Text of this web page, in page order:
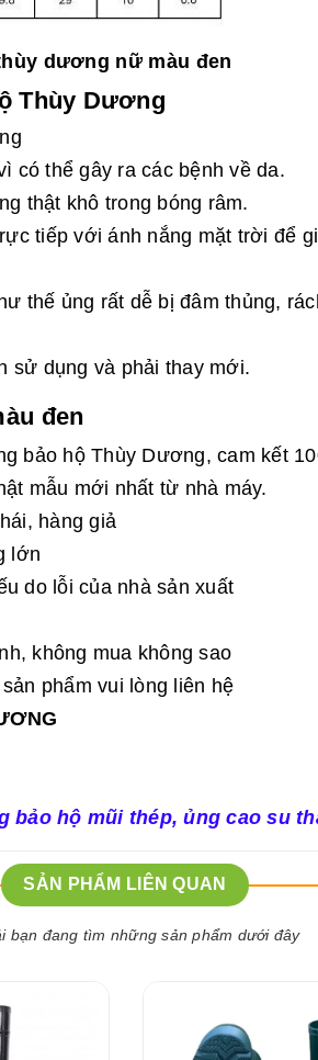
dương nữ màu đen
Thùy Dương
có thể gây ra các bệnh về da.
thật khô trong bóng râm.
tiếp với ánh nắng mặt trời để
thế ủng rất dễ bị đâm thủng,
sử dụng và phải thay mới.
đen
bảo hộ Thùy Dương, cam kết
mẫu mới nhất từ nhà máy.
hàng giả
lớn
do lỗi của nhà sản xuất
không mua không sao
phẩm vui lòng liên hệ
bảo hộ mũi thép,ủng cao su
SẢN PHẨM LIÊN QUAN
bạn đang tìm những sản phẩm dưới đây